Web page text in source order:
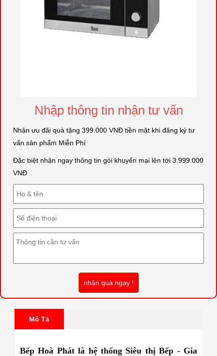
Nhập thông tin nhận tư vấn
Nhận ưu đãi quà tặng 399.000 VNĐ tiền mặt khi đăng ký tư
vấn sản phẩm Miễn Phí
Đặc biệt nhận ngay thông tin gói khuyến mại lên tới 3.999.000
VNĐ
nhận quà ngay !
Mô Tả
Bếp Hoà Phát là hệ thống Siêu thị Bếp - Gia